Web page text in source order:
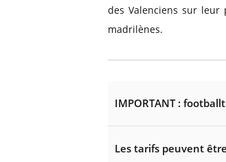
des Valenciens sur
madrilènes.
IMPORTANT :
Les tarifs peuvent